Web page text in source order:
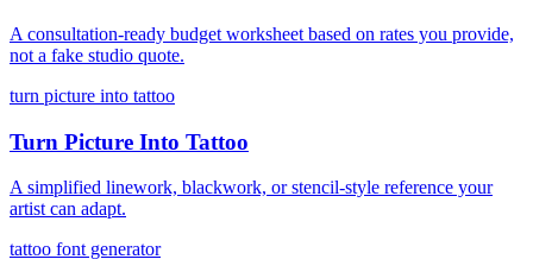
A consultation-ready budget worksheet based on rates you provide,
not a fake studio quote.
turn picture into tattoo
Turn Picture Into Tattoo
A simplified linework, blackwork, or stencil-style reference your
artist can adapt.
tattoo font generator